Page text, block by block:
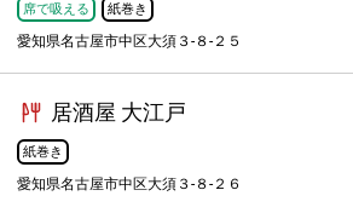
席で吸える 紙巻き
愛知県名古屋市中区大須３-８-２５
居酒屋 大江戸
紙巻き
愛知県名古屋市中区大須３-８-２６